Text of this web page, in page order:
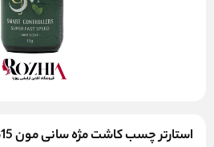
استارتر چسب کاشت مژه سانی مون 15میل